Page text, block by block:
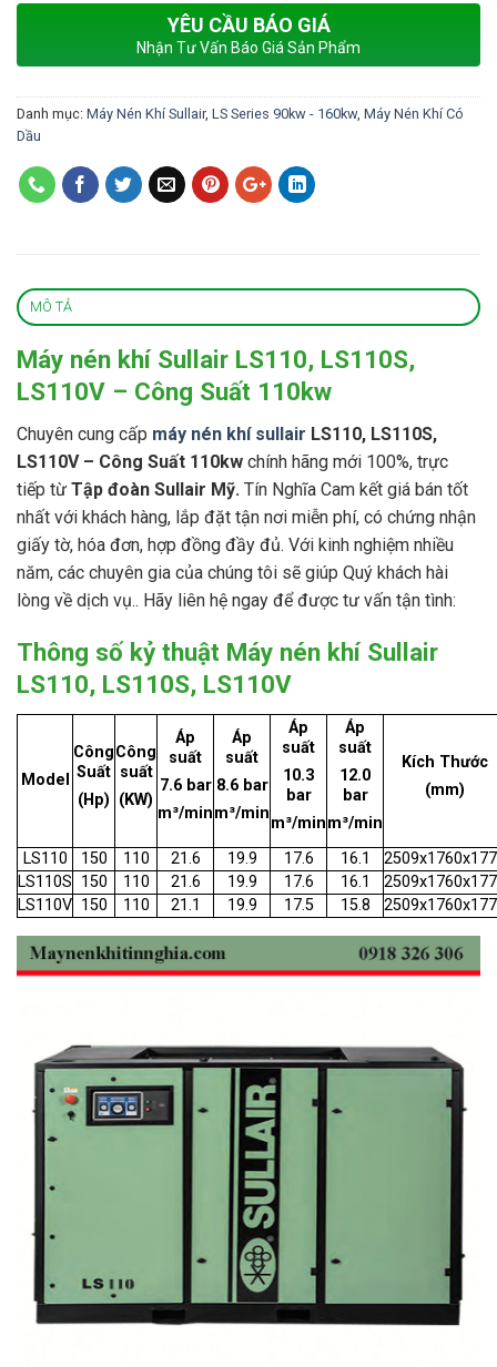
YÊU CẦU BÁO GIÁ
Nhận Tư Vấn Báo Giá Sản Phẩm
Danh mục: Máy Nén Khí Sullair, LS Series 90kw - 160kw, Máy Nén Khí Có
Dầu
MÔ TẢ
Máy nén khí Sullair LS110, LS110S,
LS110V – Công Suất 110kw
Chuyên cung cấp máy nén khí sullair LS110, LS110S,
LS110V – Công Suất 110kw chính hãng mới 100%, trực
tiếp từ Tập đoàn Sullair Mỹ. Tín Nghĩa Cam kết giá bán tốt
nhất với khách hàng, lắp đặt tận nơi miễn phí, có chứng nhận
giấy tờ, hóa đơn, hợp đồng đầy đủ. Với kinh nghiệm nhiều
năm, các chuyên gia của chúng tôi sẽ giúp Quý khách hài
lòng về dịch vụ.. Hãy liên hệ ngay để được tư vấn tận tình:
Thông số kỷ thuật Máy nén khí Sullair
LS110, LS110S, LS110V
Model
Công
Suất
(Hp)
Công
suất
(KW)
Áp
suất
7.6 bar
m³/min
Áp
suất
8.6 bar
m³/min
Áp
suất
10.3
bar
m³/min
Áp
suất
12.0
bar
m³/min
Kích Thước
(mm)
LS110 150 110 21.6 19.9 17.6 16.1
LS110S 150 110 21.6 19.9 17.6 16.1
LS110V 150 110 21.1 19.9 17.5 15.8